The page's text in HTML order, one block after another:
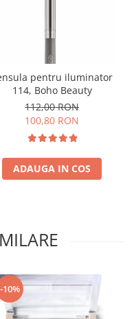
pentru iluminator
114, Boho Beauty
112,00 RON
100,80 RON
ADAUGA IN COS
-10%